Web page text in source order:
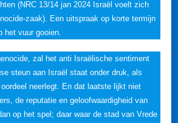
(NRC 13/14 jan 2024 Israël voelt zich
zaak). Een uitspraak op korte termijn
het vuur gooien.
zal het anti Israëlische sentiment
steun aan Israël staat onder druk, als
neerlegt. En dat laatste lijkt niet
de reputatie en geloofwaardigheid van
op het spel; daar waar de stad van Vrede